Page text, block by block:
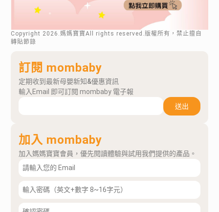
Copyright 2026 .媽媽寶寶All rights reserved.版權所有，禁止擅自
轉貼節錄
訂閱 mombaby
定期收到最新母嬰新知&優惠資訊
輸入Email 即可訂閱 mombaby 電子報
送出
加入 mombaby
加入媽媽寶寶會員，優先閱讀體驗與試用我們提供的產品。